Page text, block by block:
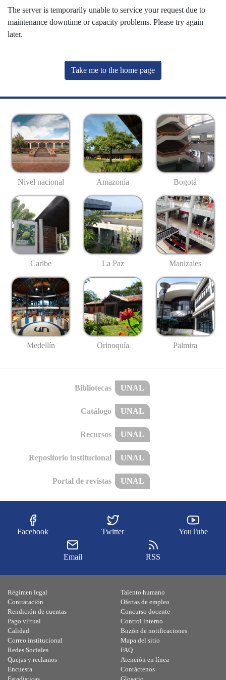
The server is temporarily unable to service your request due to
maintenance downtime or capacity problems. Please try again
later.
Take me to the home page
Nivel nacional Amazonía Bogotá
Caribe La Paz Manizales
Medellín Orinoquía Palmira
Bibliotecas UNAL
Catálogo UNAL
Recursos UNAL
Repositorio institucional UNAL
Portal de revistas UNAL
Facebook Twitter YouTube
Email RSS
Régimen legal
Contratación
Rendición de cuentas
Pago virtual
Calidad
Talento humano
Ofertas de empleo
Concurso docente
Control interno
Buzón de notificaciones
Correo institucional
Redes Sociales
Quejas y reclamos
Encuesta
Mapa del sitio
FAQ
Atención en línea
Contáctenos